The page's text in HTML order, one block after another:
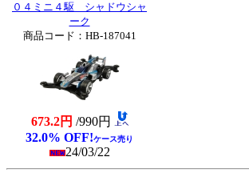
０４ミニ４駆 シャドウシャ
ーク
商品コード：HB-187041
673.2円 /990円
32.0% OFF!ケース売り
24/03/22